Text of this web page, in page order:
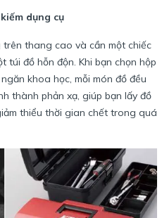
dụng cụ
thang cao và cần một chiếc
túi đồ hỗn độn. Khi bạn chọn hộp
khoa học, mỗi món đồ đều
thành phản xạ, giúp bạn lấy đồ
thiểu thời gian chết trong quá